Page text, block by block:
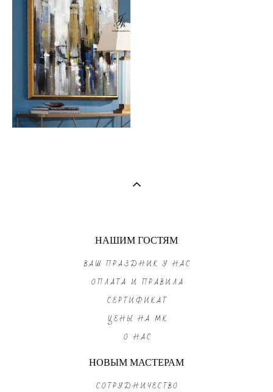
НАШИМ ГОСТЯМ
ВАШ ПРАЗДНИК У НАС
ОПЛАТА И ПРАВИЛА
СЕРТИФИКАТ
ЦЕНЫ НА МК
О НАС
НОВЫМ МАСТЕРАМ
СОТРУДНИЧЕСТВО